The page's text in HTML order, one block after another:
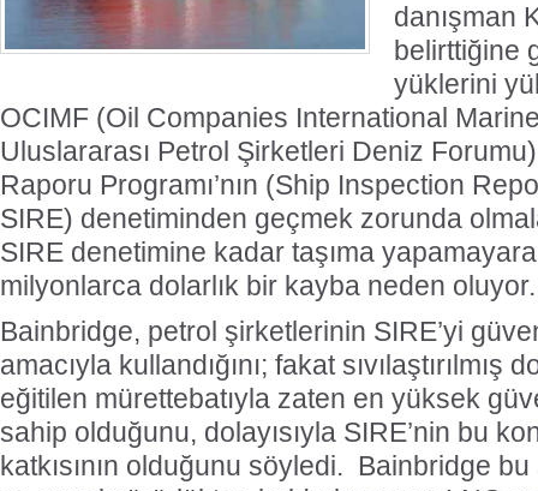
danışman
belirttiğine
yüklerini
OCIMF (Oil Companies International
Uluslararası Petrol Şirketleri Deniz
Raporu Programı’nın (Ship Inspection
SIRE) denetiminden geçmek zorunda
SIRE denetimine kadar taşıma
milyonlarca dolarlık bir kayba neden
Bainbridge, petrol şirketlerinin SIRE’yi
amacıyla kullandığını; fakat
eğitilen mürettebatıyla zaten en yüksek
sahip olduğunu, dolayısıyla SIRE’nin bu
katkısının olduğunu söyledi. Bainbridge